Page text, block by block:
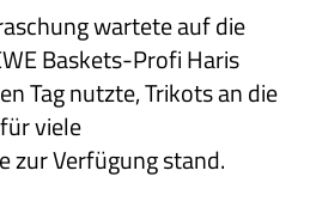
wartete auf die
Baskets-Profi Haris
Tag nutzte, Trikots an die
viele
zur Verfügung stand.